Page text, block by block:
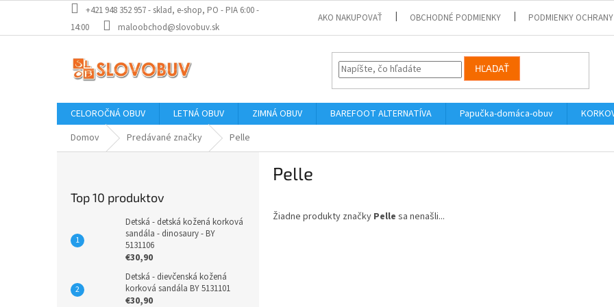
obsah
+421 948 352 957 - sklad, e-shop, PO - PIA 6:00 -
14:00
maloobchod@slovobuv.sk
AKO NAKUPOVAŤ OBCHODNÉ PODMIENKY PODMIENKY OCHRANY
HĽADAŤ
CELOROČNÁ OBUV LETNÁ OBUV ZIMNÁ OBUV BAREFOOT ALTERNATÍVA Papučka-domáca-obuv
Domov
Predávané značky Pelle
Top 10 produktov
Detská - detská kožená korková
sandála - dinosaury - BY
5131106
€30,90
Detská - dievčenská kožená
korková sandála BY 5131101
€30,90
Pelle
Žiadne produkty značky Pelle sa nenašli...